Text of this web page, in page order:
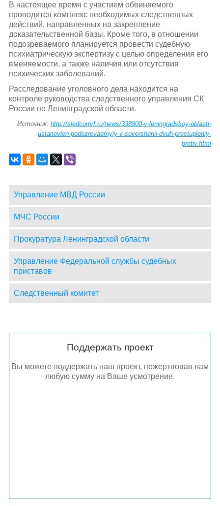
В настоящее время с участием обвиняемого
проводится комплекс необходимых следственных
действий, направленных на закрепление
доказательственной базы. Кроме того, в отношении
подозреваемого планируется провести судебную
психиатрическую экспертизу с целью определения его
вменяемости, а также наличия или отсутствия
психических заболеваний.
Расследование уголовного дела находится на
контроле руководства следственного управления СК
России по Ленинградской области.
Источник:http://sledcomrf.ru/news/338800-v-leningradskoy-oblasti-
ustanovlen-podozrevaemyiy-v-sovershenii-dvuh-prestupleniy-
protiv.html
Управление МВД России
МЧС России
Прокуратура Ленинградской области
Управление Федеральной службы судебных
приставов
Следственный комитет
Поддержать проект
Вы можете поддержать наш проект, пожертвовав нам
любую сумму на Ваше усмотрение.